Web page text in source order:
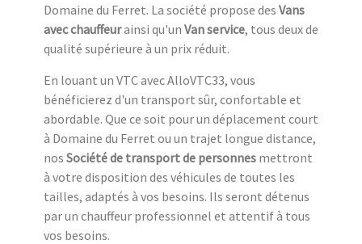
Domaine du Ferret. La société propose des Vans
avec chauffeurainsi qu'un Van service, tous deux de
qualité supérieure à un prix réduit.
En louant un VTC avec AlloVTC33, vous
bénéficierez d'un transport sûr, confortable et
abordable. Que ce soit pour un déplacement court
à Domaine du Ferret ou un trajet longue distance,
nos Société de transport de personnes mettront
à votre disposition des véhicules de toutes les
tailles, adaptés à vos besoins. Ils seront détenus
par un chauffeur professionnel et attentif à tous
vos besoins.